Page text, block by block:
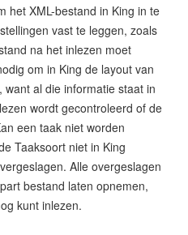
het XML-bestand in King in te
vast te leggen, zoals
na het inlezen moet
om in King de layout van
al die informatie staat in
wordt gecontroleerd of de
een taak niet worden
Taaksoort niet in King
Alle overgeslagen
bestand laten opnemen,
kunt inlezen.